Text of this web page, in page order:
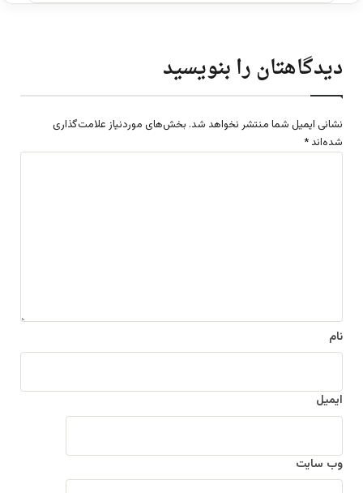
دیدگاهتان را بنویسید
نشانی ایمیل شما منتشر نخواهد شد. بخش‌های موردنیاز علامت‌گذاری
شده‌اند *
نام
ایمیل
وب‌ سایت